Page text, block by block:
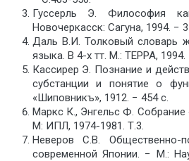
Гуссерль Э. Философия
Новочеркасск: Сагуна, 1994. −
Даль В.И. Толковый словарь
языка. В 4-х тт. М.: ТЕРРА, 1994.
Кассирер Э. Познание и
субстанции и понятие о
«Шиповникъ», 1912. − 454 с.
Маркс К., Энгельс Ф. Собрание
М: ИПЛ, 1974-1981. Т.3.
Неверов С.В. Общественно-
современной Японии. − М.: